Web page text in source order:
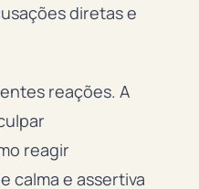
diretas e
reações. A
reagir
calma e assertiva